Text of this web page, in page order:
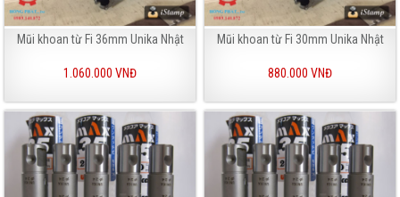
Mũi khoan từ Fi 36mm Unika Nhật
1.060.000 VNĐ
Mũi khoan từ Fi 30mm Unika Nhật
880.000 VNĐ